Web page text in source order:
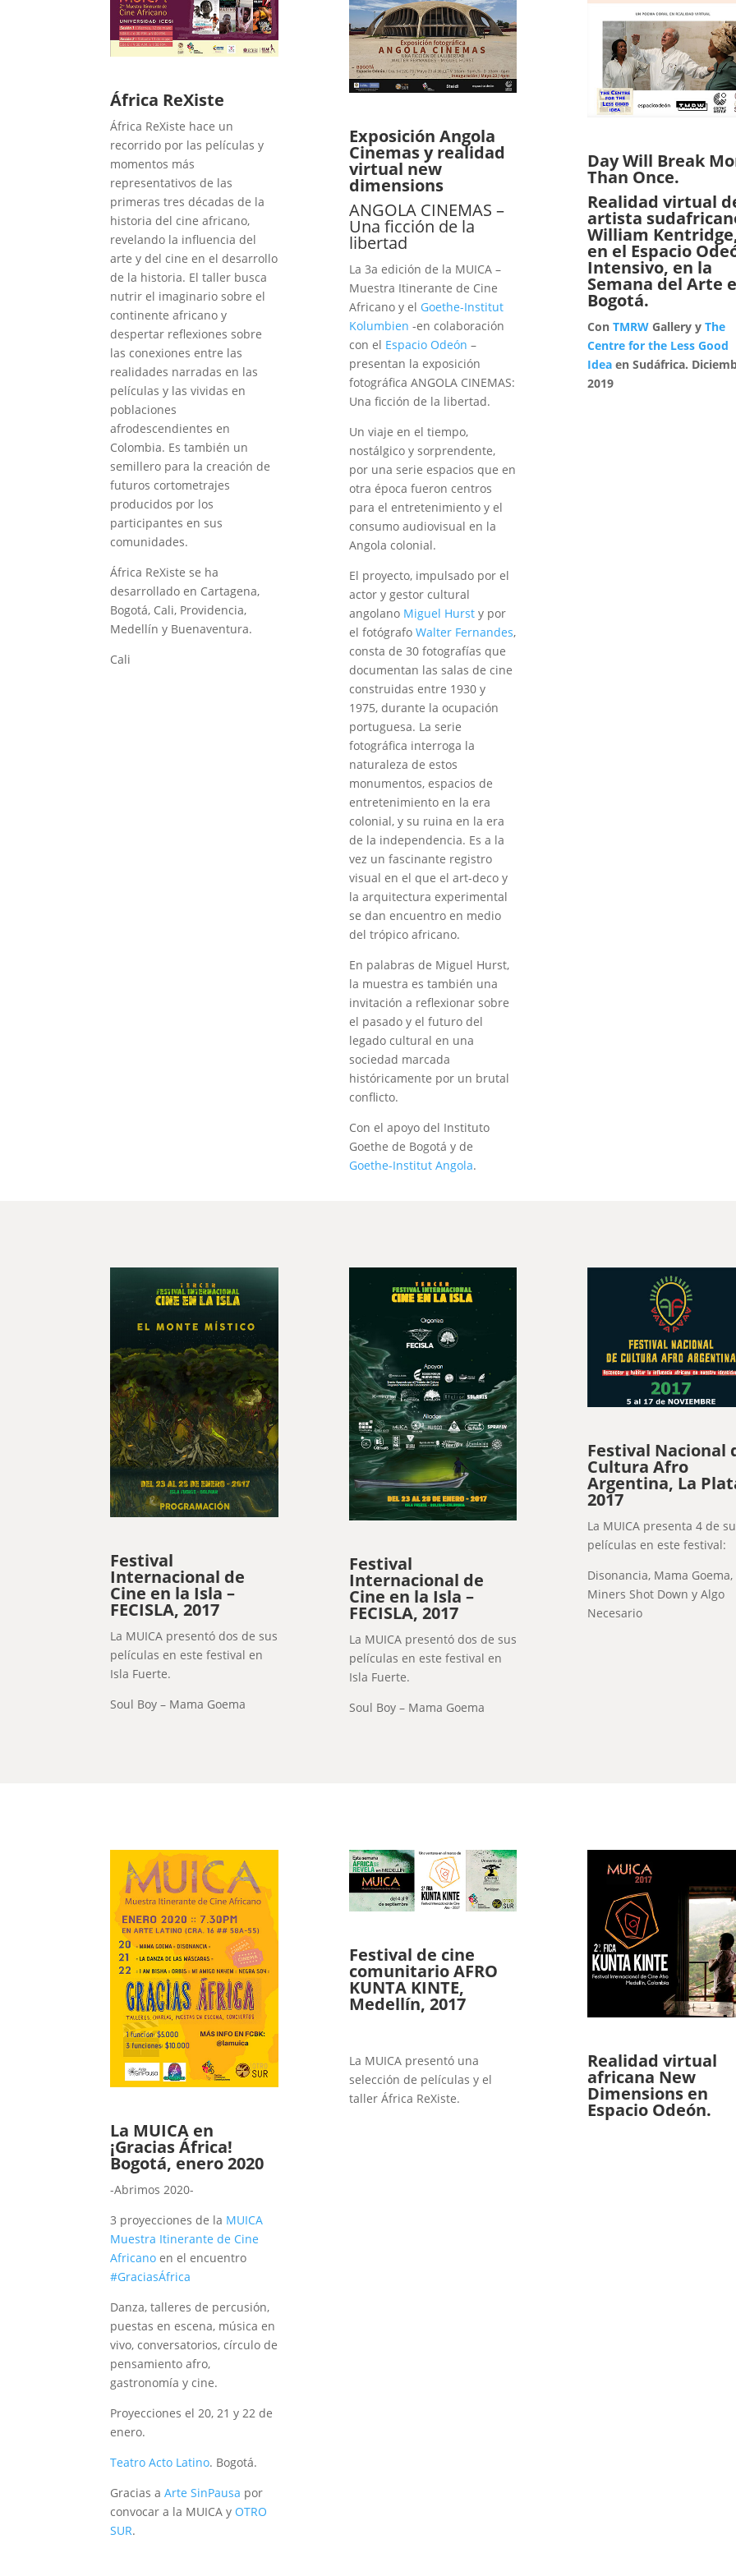
África ReXiste
África ReXiste hace un
recorrido por las películas y
momentos más
representativos de las
primeras tres décadas de la
historia del cine africano,
revelando la influencia del
arte y del cine en el desarrollo
de la historia. El taller busca
nutrir el imaginario sobre el
continente africano y
despertar reflexiones sobre
las conexiones entre las
realidades narradas en las
películas y las vividas en
poblaciones
afrodescendientes en
Colombia. Es también un
semillero para la creación de
futuros cortometrajes
producidos por los
participantes en sus
comunidades.
África ReXiste se ha
desarrollado en Cartagena,
Bogotá, Cali, Providencia,
Medellín y Buenaventura.
Cali
Exposición Angola
Cinemas y realidad
virtual new
dimensions
ANGOLA CINEMAS –
Una ficción de la
libertad
La 3a edición de la MUICA –
Muestra Itinerante de Cine
Africano y el Goethe-Institut
Kolumbien -en colaboración
con el Espacio Odeón –
presentan la exposición
fotográfica ANGOLA CINEMAS:
Una ficción de la libertad.
Un viaje en el tiempo,
nostálgico y sorprendente,
por una serie espacios que en
otra época fueron centros
para el entretenimiento y el
consumo audiovisual en la
Angola colonial.
El proyecto, impulsado por el
actor y gestor cultural
angolano Miguel Hursty por
el fotógrafo Walter Fernandes,
consta de 30 fotografías que
documentan las salas de cine
construidas entre 1930 y
1975, durante la ocupación
portuguesa. La serie
fotográfica interroga la
naturaleza de estos
monumentos, espacios de
entretenimiento en la era
colonial, y su ruina en la era
de la independencia. Es a la
vez un fascinante registro
visual en el que el art-deco y
la arquitectura experimental
se dan encuentro en medio
del trópico africano.
En palabras de Miguel Hurst,
la muestra es también una
invitación a reflexionar sobre
el pasado y el futuro del
legado cultural en una
sociedad marcada
históricamente por un brutal
conflicto.
Con el apoyo del Instituto
Goethe de Bogotá y de
Goethe-Institut Angola.
Day Will Break
Than Once.
Realidad virtual
artista
William
en el Espacio
Intensivo, en la
Semana del Arte
Bogotá.
Con TMRWGallery y The
Centre for the Less Good
Ideaen Sudáfrica.
2019
Festival
Internacional de
Cine en la Isla –
FECISLA, 2017
La MUICA presentó dos de sus
películas en este festival en
Isla Fuerte.
Soul Boy – Mama Goema
Festival
Internacional de
Cine en la Isla –
FECISLA, 2017
La MUICA presentó dos de sus
películas en este festival en
Isla Fuerte.
Soul Boy – Mama Goema
Festival Nacional
Cultura Afro
Argentina, La
2017
La MUICA presenta 4 de
películas en este festival:
Disonancia, Mama Goema,
Miners Shot Down y Algo
Necesario
La MUICA en
¡Gracias África!
Bogotá, enero 2020
-Abrimos 2020-
3 proyecciones de la MUICA
Muestra Itinerante de Cine
Africano en el encuentro
#GraciasÁfrica
Danza, talleres de percusión,
puestas en escena, música en
vivo, conversatorios, círculo de
pensamiento afro,
gastronomía y cine.
Proyecciones el 20, 21 y 22 de
enero.
Teatro Acto Latino. Bogotá.
Gracias aArte SinPausa por
convocar a la MUICA y OTRO
SUR.
Festival de cine
comunitario AFRO
KUNTA KINTE,
Medellín, 2017
La MUICA presentó una
selección de películas y el
taller África ReXiste.
Realidad virtual
africana New
Dimensions en
Espacio Odeón.